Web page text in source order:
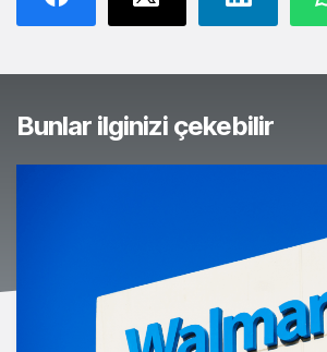
Bunlar ilginizi çekebilir